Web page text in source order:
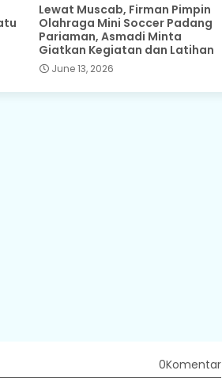
Lewat Muscab, Firman Pimpin
Olahraga Mini Soccer Padang
Pariaman, Asmadi Minta
Giatkan Kegiatan dan Latihan
June 13, 2026
0Komentar